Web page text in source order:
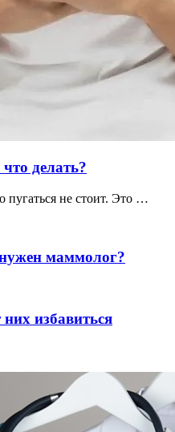
делать?
пугаться не стоит. Это …
маммолог?
избавиться